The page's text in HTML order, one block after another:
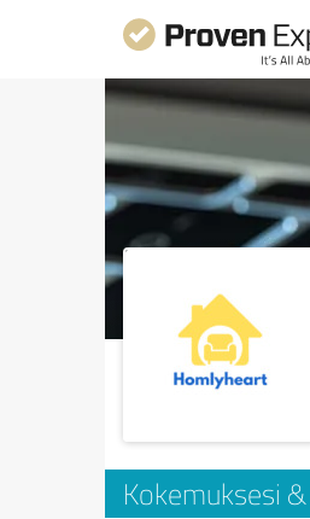
Kokemuksesi